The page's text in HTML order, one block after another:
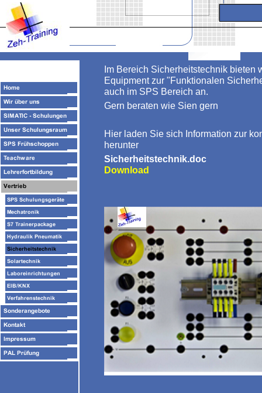
Im Bereich Sicherheitstechnik bieten
Equipment zur "Funktionalen
auch im SPS Bereich an.
Gern beraten wie Sien gern
Hier laden Sie sich Information zur
herunter
Sicherheitstechnik.doc
Download